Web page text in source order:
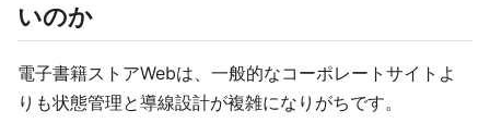
いのか
電子書籍ストアWebは、一般的なコーポレートサイトよ
りも状態管理と導線設計が複雑になりがちです。